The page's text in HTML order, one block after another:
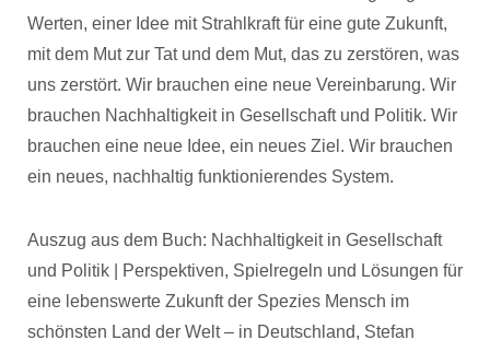
Werten, einer Idee mit Strahlkraft für eine gute Zukunft,
mit dem Mut zur Tat und dem Mut, das zu zerstören, was
uns zerstört. Wir brauchen eine neue Vereinbarung. Wir
brauchen Nachhaltigkeit in Gesellschaft und Politik. Wir
brauchen eine neue Idee, ein neues Ziel. Wir brauchen
ein neues, nachhaltig funktionierendes System.
Auszug aus dem Buch: Nachhaltigkeit in Gesellschaft
und Politik | Perspektiven, Spielregeln und Lösungen für
eine lebenswerte Zukunft der Spezies Mensch im
schönsten Land der Welt – in Deutschland, Stefan